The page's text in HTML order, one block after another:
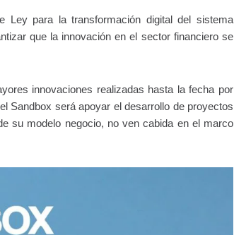
Ley para la transformación digital del sistema
que la innovación en el sector financiero se
innovaciones realizadas hasta la fecha por
Sandbox será apoyar el desarrollo de proyectos
su modelo negocio, no ven cabida en el marco